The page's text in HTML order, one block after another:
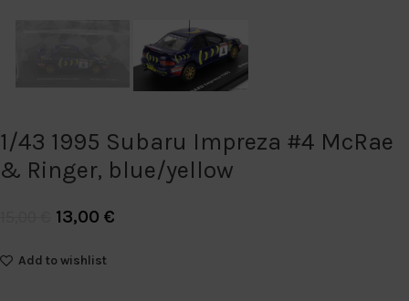
1/43 1995 Subaru Impreza #4 McRae
& Ringer, blue/yellow
13,00 €
Add to wishlist